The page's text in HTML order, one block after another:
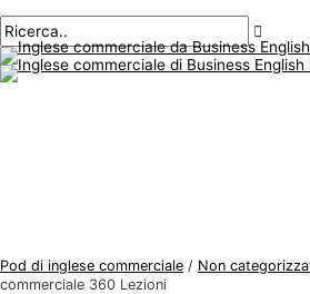
al
contenuto
principale
Pod di inglese commerciale / Non
commerciale 360 Lezioni
navigazione
qui..
mail*
A
r
g
d
C
e
r